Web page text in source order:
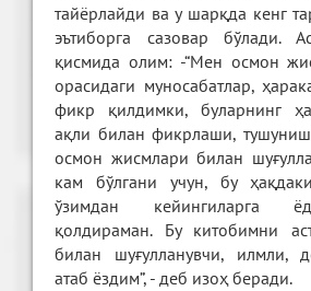
тайёрлайди ва у шарқда кенг
эътиборга сазовар бўлади.
қисмида олим: -“Мен осмон
орасидаги муносабатлар,
фикр қилдимки, буларнинг
ақли билан фикрлаши,
осмон жисмлари билан
кам бўлгани учун, бу
ўзимдан кейингиларга
қолдираман. Бу китобимни
билан шуғулланувчи, илмли,
атаб ёздим”, - деб изоҳ беради.